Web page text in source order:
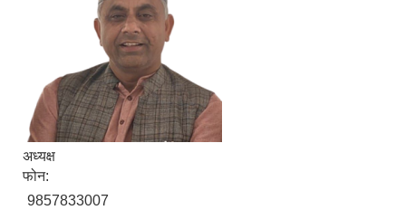
अध्यक्ष
फोन:
9857833007